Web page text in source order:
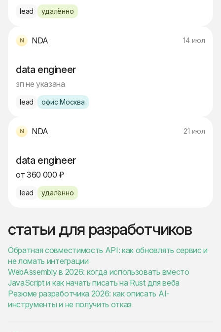
lead удалённо
NDA 14 июл
data engineer
зп не указана
lead офис Москва
NDA 21 июл
data engineer
от 360 000 ₽
lead удалённо
статьи для разработчиков
Обратная совместимость API: как обновлять сервис и
не ломать интеграции
WebAssembly в 2026: когда использовать вместо
JavaScript и как начать писать на Rust для веба
Резюме разработчика 2026: как описать AI-
инструменты и не получить отказ